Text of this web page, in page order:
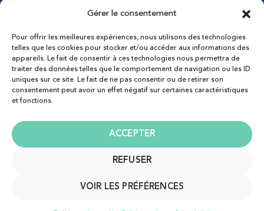
Gérer le consentement
Pour offrir les meilleures expériences, nous utilisons des technologies
telles que les cookies pour stocker et/ou accéder aux informations des
appareils. Le fait de consentir à ces technologies nous permettra de
traiter des données telles que le comportement de navigation ou les ID
uniques sur ce site. Le fait de ne pas consentir ou de retirer son
consentement peut avoir un effet négatif sur certaines caractéristiques
et fonctions.
ACCEPTER
REFUSER
VOIR LES PRÉFÉRENCES
Mail : 8mai@ism91.fr
Lycée Technologique et
Professionnel
8-10 rue de la Pie Voleuse
91120 Palaiseau
Tél : 01 76 47 15 50
Mail : pievoleuse@ism91.fr
pastorale
Vie
Contact
Politique de confidentialité
Cookies (UE)